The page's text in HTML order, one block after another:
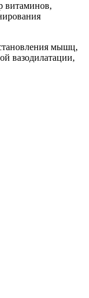
витаминов,
мышц,
вазодилатации,